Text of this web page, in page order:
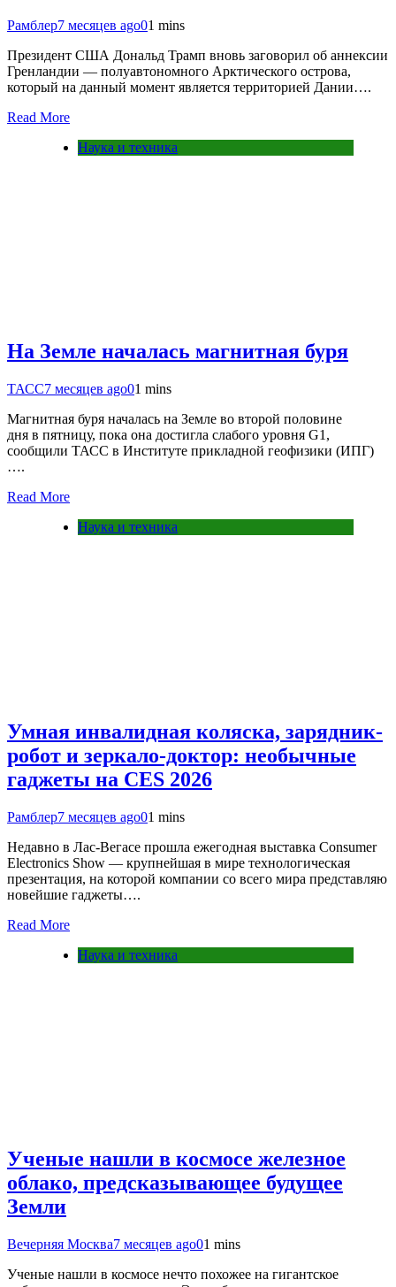
Рамблер7 месяцев ago01 mins
Президент США Дональд Трамп вновь заговорил об аннексии
Гренландии — полуавтономного Арктического острова,
который на данный момент является территорией Дании….
Read More
Наука и техника
На Земле началась магнитная буря
ТАСС7 месяцев ago01 mins
Магнитная буря началась на Земле во второй половине
дня в пятницу, пока она достигла слабого уровня G1,
сообщили ТАСС в Институте прикладной геофизики (ИПГ)
….
Read More
Наука и техника
Умная инвалидная коляска, зарядник-
робот и зеркало-доктор: необычные
гаджеты на CES 2026
Рамблер7 месяцев ago01 mins
Недавно в Лас-Вегасе прошла ежегодная выставка Consumer
Electronics Show — крупнейшая в мире технологическая
презентация, на которой компании со всего мира представляю
новейшие гаджеты….
Read More
Наука и техника
Ученые нашли в космосе железное
облако, предсказывающее будущее
Земли
Вечерняя Москва7 месяцев ago01 mins
Ученые нашли в космосе нечто похожее на гигантское